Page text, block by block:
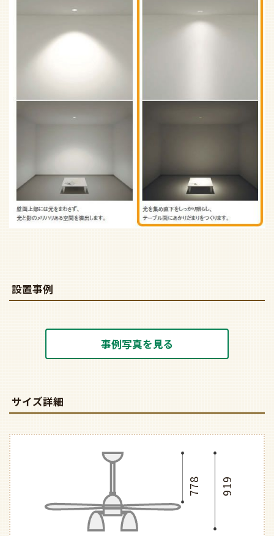
設置事例
事例写真を見る
サイズ詳細
919
778